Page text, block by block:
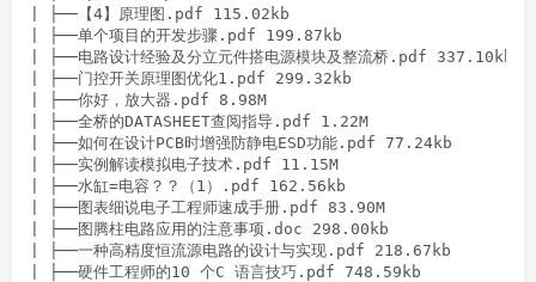
| ├──【4】原理图.pdf 115.02kb
| ├──单个项目的开发步骤.pdf 199.87kb
| ├──电路设计经验及分立元件搭电源模块及整流桥.pdf 337.10kb
| ├──门控开关原理图优化1.pdf 299.32kb
| ├──你好，放大器.pdf 8.98M
| ├──全桥的DATASHEET查阅指导.pdf 1.22M
| ├──如何在设计PCB时增强防静电ESD功能.pdf 77.24kb
| ├──实例解读模拟电子技术.pdf 11.15M
| ├──水缸=电容？？（1）.pdf 162.56kb
| ├──图表细说电子工程师速成手册.pdf 83.90M
| ├──图腾柱电路应用的注意事项.doc 298.00kb
| ├──一种高精度恒流源电路的设计与实现.pdf 218.67kb
| ├──硬件工程师的10 个C 语言技巧.pdf 748.59kb